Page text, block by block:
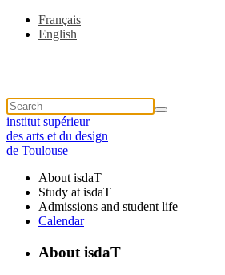
Français
English
institut supérieur
des arts et du design
de Toulouse
About isdaT
Study at isdaT
Admissions and student life
Calendar
About isdaT